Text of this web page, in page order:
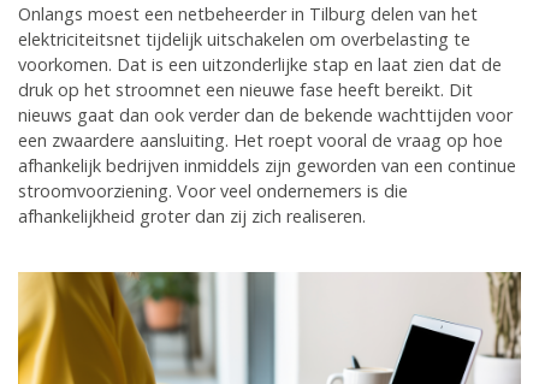
Onlangs moest een netbeheerder in Tilburg delen van het
elektriciteitsnet tijdelijk uitschakelen om overbelasting te
voorkomen. Dat is een uitzonderlijke stap en laat zien dat de
druk op het stroomnet een nieuwe fase heeft bereikt. Dit
nieuws gaat dan ook verder dan de bekende wachttijden voor
een zwaardere aansluiting. Het roept vooral de vraag op hoe
afhankelijk bedrijven inmiddels zijn geworden van een continue
stroomvoorziening. Voor veel ondernemers is die
afhankelijkheid groter dan zij zich realiseren.